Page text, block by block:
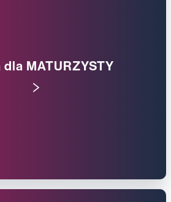
MATURZYSTY